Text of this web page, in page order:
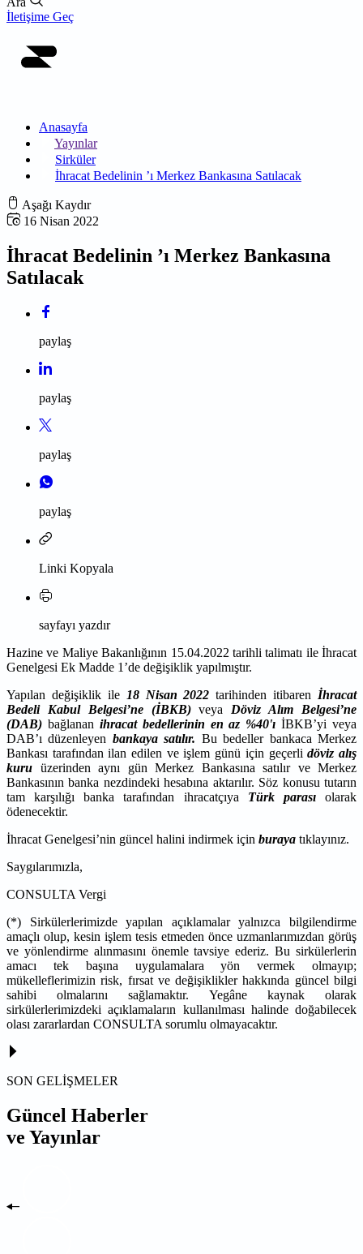
İletişime Geç
Anasayfa
Yayınlar
Sirküler
İhracat Bedelinin ’ı Merkez Bankasına Satılacak
Aşağı Kaydır
16 Nisan 2022
İhracat Bedelinin ’ı Merkez Bankasına
Satılacak
paylaş
paylaş
paylaş
paylaş
Linki Kopyala
sayfayı yazdır
Hazine ve Maliye Bakanlığının 15.04.2022 tarihli talimatı ile İhracat
Genelgesi Ek Madde 1’de değişiklik yapılmıştır.
Yapılan değişiklik ile 18 Nisan 2022 tarihinden itibaren İhracat
Bedeli Kabul Belgesi’ne (İBKB)veya Döviz Alım Belgesi’ne
(DAB) bağlanan ihracat bedellerinin en az %40'ı İBKB’yi veya
DAB’ı düzenleyen bankaya satılır. Bu bedeller bankaca Merkez
Bankası tarafından ilan edilen ve işlem günü için geçerlidöviz alış
kuru üzerinden aynı gün Merkez Bankasına satılır ve Merkez
Bankasının banka nezdindeki hesabına aktarılır. Söz konusu tutarın
tam karşılığı banka tarafından ihracatçıya Türk parasıolarak
ödenecektir.
İhracat Genelgesi’nin güncel halini indirmek için buraya tıklayınız.
Saygılarımızla,
CONSULTA Vergi
(*) Sirkülerlerimizde yapılan açıklamalar yalnızca bilgilendirme
amaçlı olup, kesin işlem tesis etmeden önce uzmanlarımızdan görüş
ve yönlendirme alınmasını önemle tavsiye ederiz. Bu sirkülerlerin
amacı tek başına uygulamalara yön vermek olmayıp;
mükelleflerimizin risk, fırsat ve değişiklikler hakkında güncel bilgi
sahibi olmalarını sağlamaktır. Yegâne kaynak olarak
sirkülerlerimizdeki açıklamaların kullanılması halinde doğabilecek
olası zararlardan CONSULTA sorumlu olmayacaktır.
SON GELİŞMELER
Güncel Haberler
ve Yayınlar